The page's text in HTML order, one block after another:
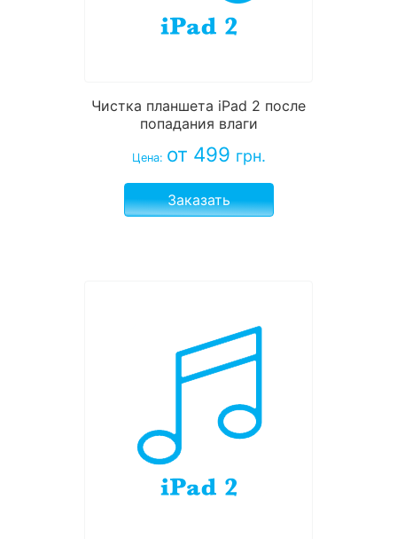
Чистка планшета iPad 2 после
попадания влаги
Цена: от 499 грн.
Заказать